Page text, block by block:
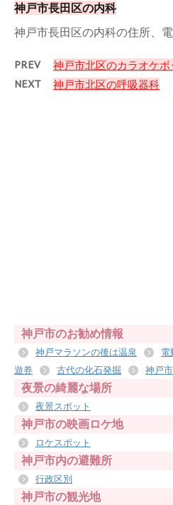
神戸市長田区の内科
神戸市長田区の内科の住所、
PREV 神戸市北区のカラオケボ
NEXT 神戸市北区の呼吸器科
神戸市のお勧め情報
神戸マラソンの後は温泉 電
遊券
古代の化石発掘 神戸
夜景の綺麗な場所
夜景スポット
神戸市の映画ロケ地
ロケスポット
神戸市内の避難所
行政区別
神戸市の観光地